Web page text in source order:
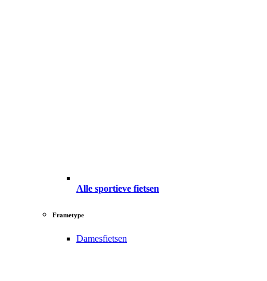
Alle sportieve fietsen
Frametype
Damesfietsen